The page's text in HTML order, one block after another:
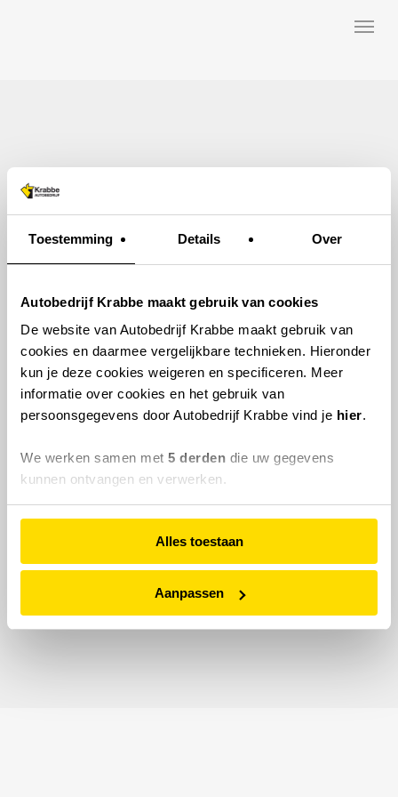
Toestemming Details Over
Autobedrijf Krabbe maakt gebruik van cookies
De website van Autobedrijf Krabbe maakt gebruik van
cookies en daarmee vergelijkbare technieken. Hieronder
kun je deze cookies weigeren en specificeren. Meer
informatie over cookies en het gebruik van
persoonsgegevens door Autobedrijf Krabbe vind je hier.
We werken samen met 5 derden die uw gegevens
kunnen ontvangen en verwerken.
Alles toestaan
Aanpassen
Menu